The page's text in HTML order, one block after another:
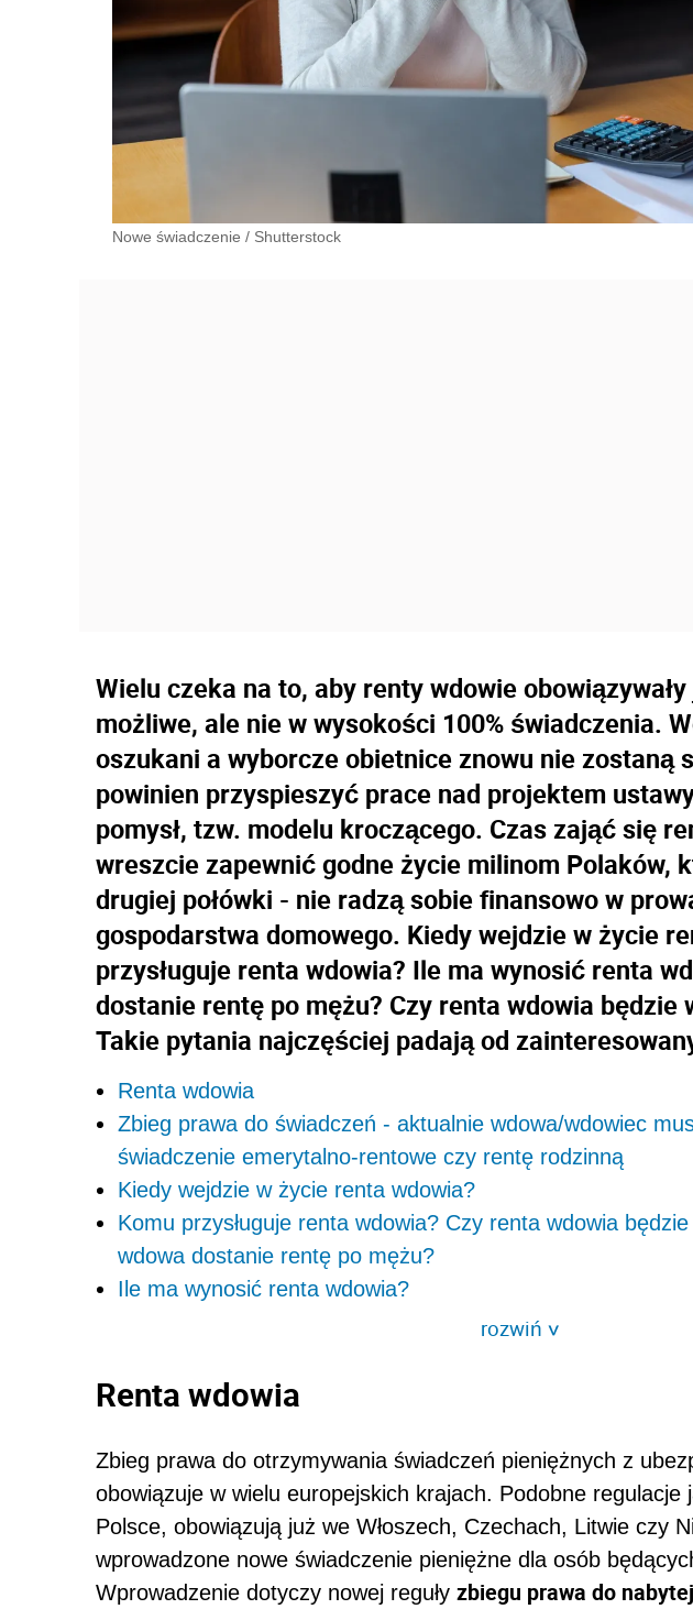
Nowe świadczenie / Shutterstock
Wielu czeka na to, aby renty wdowie
możliwe, ale nie w wysokości 100% świadczenia.
oszukani a wyborcze obietnice znowu nie zostaną
powinien przyspieszyć prace nad projektem
pomysł, tzw. modelu kroczącego. Czas zająć się
wreszcie zapewnić godne życie milinom Polaków,
drugiej połówki - nie radzą sobie finansowo w
gospodarstwa domowego. Kiedy wejdzie w życie
przysługuje renta wdowia? Ile ma wynosić renta
dostanie rentę po mężu? Czy renta wdowia będzie
Takie pytania najczęściej padają od
Renta wdowia
Zbieg prawa do świadczeń - aktualnie wdowa/wdowiec
świadczenie emerytalno-rentowe czy rentę rodzinną
Kiedy wejdzie w życie renta wdowia?
Komu przysługuje renta wdowia? Czy renta wdowia
wdowa dostanie rentę po mężu?
Ile ma wynosić renta wdowia?
rozwiń>
Renta wdowia
Zbieg prawa do otrzymywania świadczeń pieniężnych z
obowiązuje w wielu europejskich krajach. Podobne regulacje
Polsce, obowiązują już we Włoszech, Czechach, Litwie czy
wprowadzone nowe świadczenie pieniężne dla osób
Wprowadzenie dotyczy nowej reguły zbiegu prawa do